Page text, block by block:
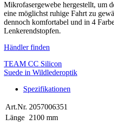
Mikrofasergewebe hergestellt, um
eine möglichst ruhige Fahrt zu
dennoch komfortabel und in 4
Lenkerendstopfen.
Händler finden
TEAM CC Silicon
Suede in Wildlederoptik
Spezifikationen
Art.Nr. 2057006351
Länge 2100 mm